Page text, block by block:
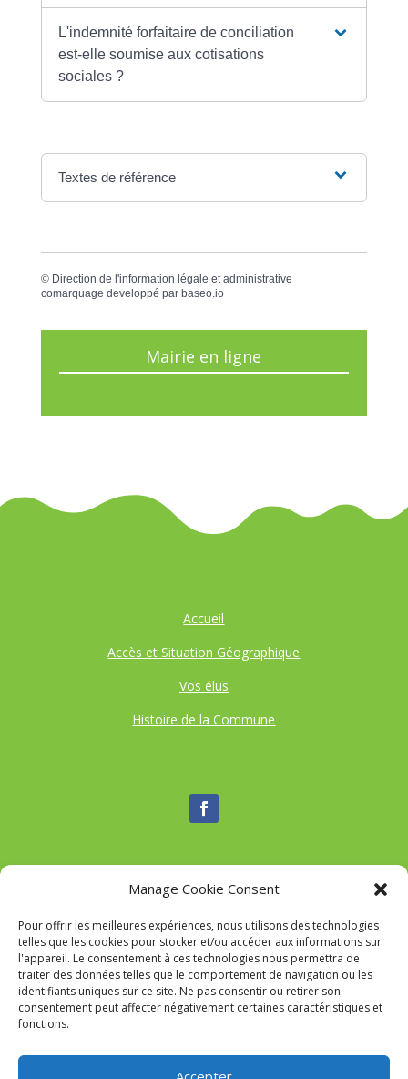
Manage Cookie Consent
Pour offrir les meilleures expériences, nous utilisons des technologies
telles que les cookies pour stocker et/ou accéder aux informations sur
l'appareil. Le consentement à ces technologies nous permettra de
traiter des données telles que le comportement de navigation ou les
identifiants uniques sur ce site. Ne pas consentir ou retirer son
consentement peut affecter négativement certaines caractéristiques et
fonctions.
L'indemnité forfaitaire de conciliation
est-elle soumise aux cotisations
sociales ?
Textes de référence
© Direction de l'information légale et administrative
comarquage developpé par baseo.io
Mairie en ligne
Accueil
Accès et Situation Géographique
Vos élus
Histoire de la Commune
Nous contacter
Tél :04 95 52 84 88
Mail:commune-de-tavaco@orange.fr
Adresse :Figarella 20167 TAVACO